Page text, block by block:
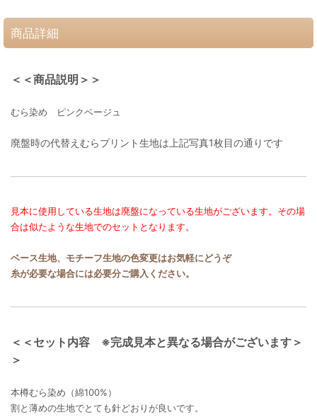
商品詳細
＜＜商品説明＞＞
むら染め ピンクベージュ
廃盤時の代替えむらプリント生地は上記写真1枚目の通りです
見本に使用している生地は廃盤になっている生地がございます。その場
合は似たような生地でのセットとなります。
ベース生地、モチーフ生地の色変更はお気軽にどうぞ
糸が必要な場合には必要分ご購入ください。
＜＜セット内容 ※完成見本と異なる場合がございます＞
＞
本樽むら染め（綿100%）
割と薄めの生地でとても針どおりが良いです。